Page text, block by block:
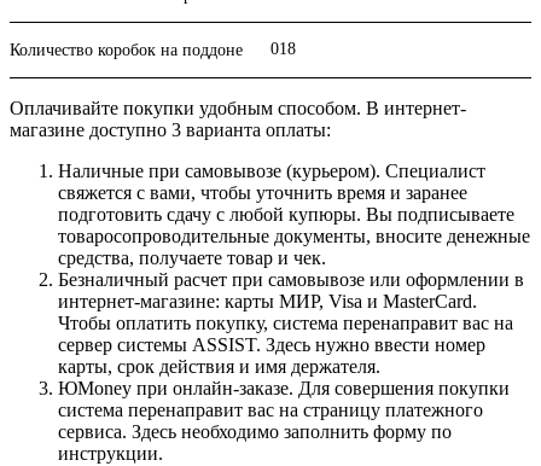
Количество коробок на поддоне 018
Оплачивайте покупки удобным способом. В интернет-
магазине доступно 3 варианта оплаты:
Наличные при самовывозе (курьером). Специалист
свяжется с вами, чтобы уточнить время и заранее
подготовить сдачу с любой купюры. Вы подписываете
товаросопроводительные документы, вносите денежные
средства, получаете товар и чек.
Безналичный расчет при самовывозе или оформлении в
интернет-магазине: карты МИР, Visa и MasterCard.
Чтобы оплатить покупку, система перенаправит вас на
сервер системы ASSIST. Здесь нужно ввести номер
карты, срок действия и имя держателя.
ЮMoney при онлайн-заказе. Для совершения покупки
система перенаправит вас на страницу платежного
сервиса. Здесь необходимо заполнить форму по
инструкции.